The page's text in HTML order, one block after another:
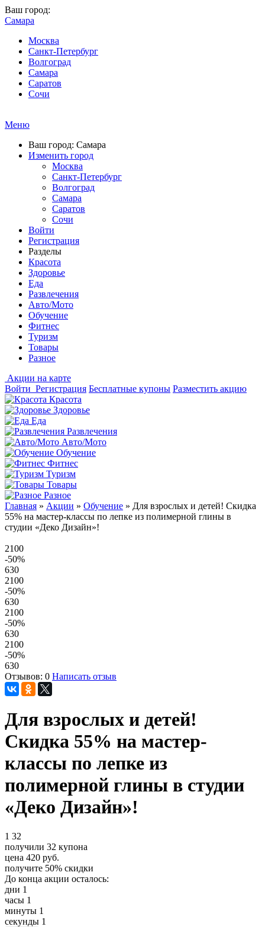
Ваш город:
Самара
Москва
Санкт-Петербург
Волгоград
Самара
Саратов
Сочи
Меню
Ваш город: Самара
Изменить город
Москва
Санкт-Петербург
Волгоград
Самара
Саратов
Сочи
Войти
Регистрация
Разделы
Красота
Здоровье
Еда
Развлечения
Авто/Мото
Обучение
Фитнес
Туризм
Товары
Разное
Акции на карте
Войти Регистрация Бесплатные купоны Разместить акцию
Красота
Здоровье
Еда
Развлечения
Авто/Мото
Обучение
Фитнес
Туризм
Товары
Разное
Главная » Акции » Обучение » Для взрослых и детей! Скидка
55% на мастер-классы по лепке из полимерной глины в
студии «Деко Дизайн»!
2100
-50%
630
2100
-50%
630
2100
-50%
630
2100
-50%
630
Отзывов: 0 Написать отзыв
Для взрослых и детей!
Скидка 55% на мастер-
классы по лепке из
полимерной глины в студии
«Деко Дизайн»!
1 32
получили 32 купона
цена 420 руб.
получите 50% скидки
До конца акции осталось:
дни 1
часы 1
минуты 1
секунды 1